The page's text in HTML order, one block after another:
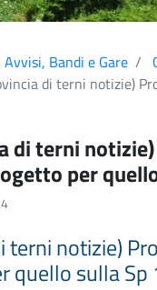
Bandi e Gare
di terni notizie)
di terni
per
terni notizie)
quello sulla Sp